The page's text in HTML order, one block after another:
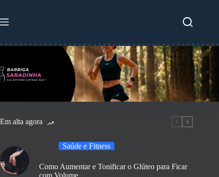
o
Em alta agora
Saúde e Fitness
Como Aumentar e Tonificar o Glúteo para Ficar
com Volume